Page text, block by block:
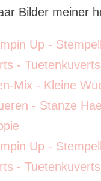
Bilder meiner